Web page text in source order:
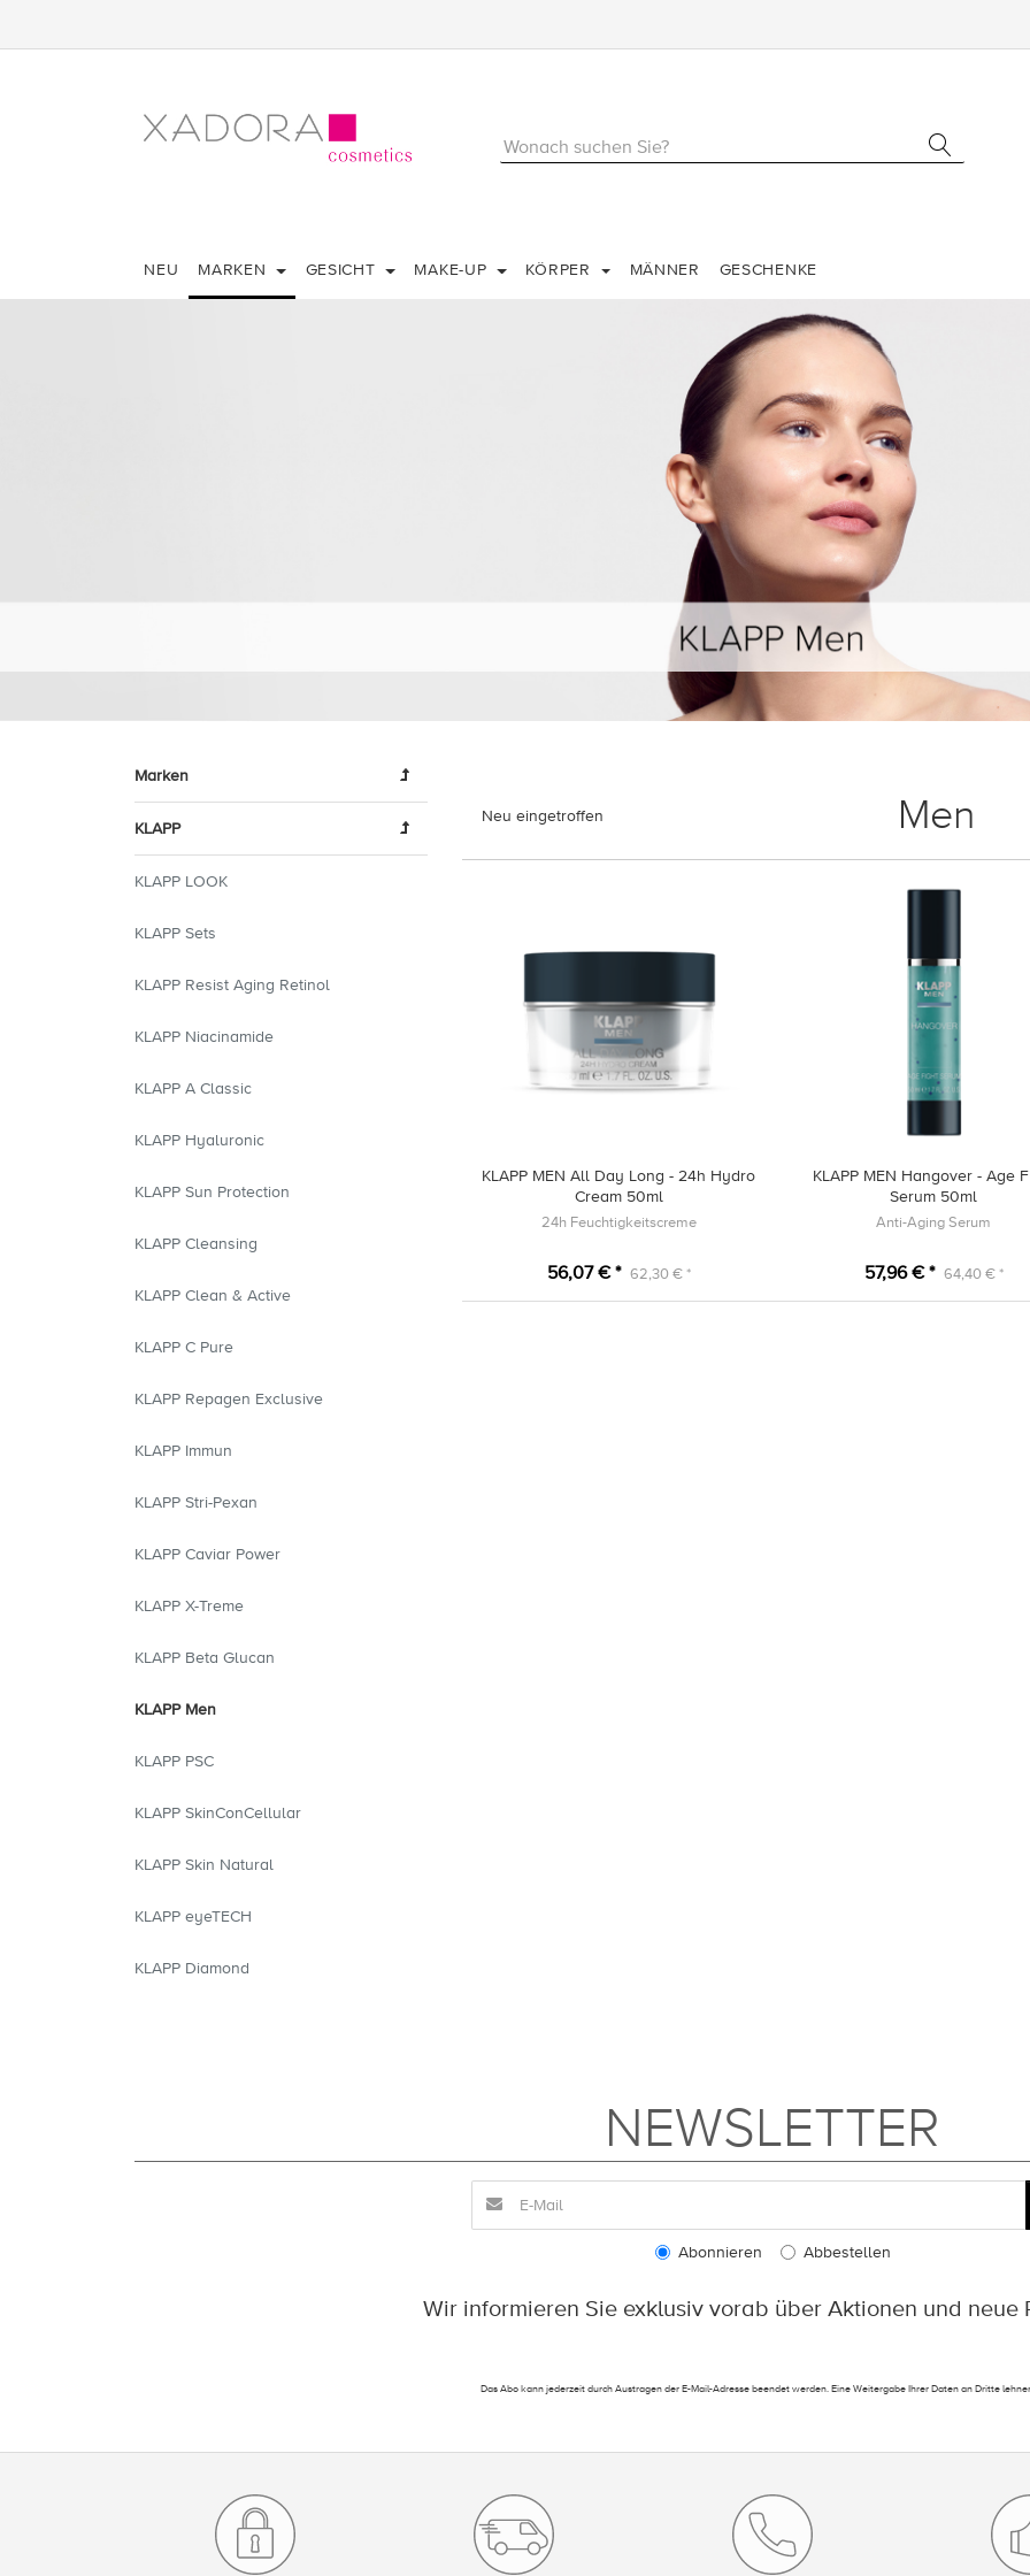
NEU MARKEN GESICHT MAKE-UP KÖRPER MÄNNER GESCHENKE
Marken
KLAPP
KLAPP LOOK
KLAPP Sets
KLAPP Resist Aging Retinol
KLAPP Niacinamide
KLAPP A Classic
KLAPP Hyaluronic
KLAPP Sun Protection
KLAPP Cleansing
KLAPP Clean & Active
KLAPP C Pure
KLAPP Repagen Exclusive
KLAPP Immun
KLAPP Stri-Pexan
KLAPP Caviar Power
KLAPP X-Treme
KLAPP Beta Glucan
KLAPP Men
KLAPP PSC
KLAPP SkinConCellular
KLAPP Skin Natural
KLAPP eyeTECH
KLAPP Diamond
Men
Neu eingetroffen
KLAPP MEN All Day Long - 24h Hydro
Cream 50ml
24h Feuchtigkeitscreme
56,07 € * 62,30 € *
KLAPP MEN Hangover - Age
Serum 50ml
Anti-Aging Serum
57,96 € * 64,40 € *
NEWSLETTER
Abonnieren Abbestellen
Wir informieren Sie exklusiv vorab über Aktionen und neue
Das Abo kann jederzeit durch Austragen der E-Mail-Adresse beendet werden. Eine Weitergabe Ihrer Daten an Dritte